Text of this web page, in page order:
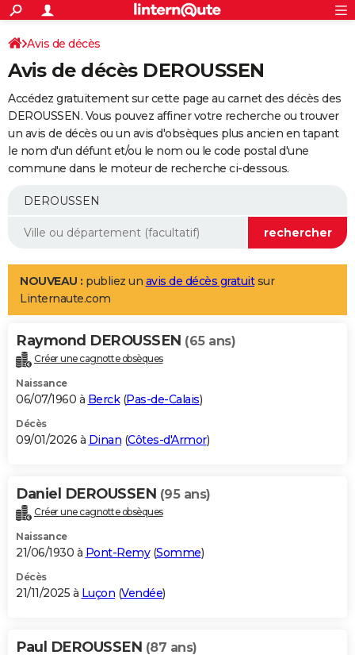
ACTUALITÉS
Politique
Société
Faits Divers
Education
Monde
Villes
+
SPORT
Coupe du monde 2026
Football
Tennis
Cyclisme
Rugby
Forum
Programme TV
TNT
Streaming
Cinéma
Sorties cinéma
Musique
+
FINANCE
Impôts
Immobilier
Risques naturels par ville
Banque
Assurance
Crédit
AUTO
Essais
Réserver un essai
Citadines
Berlines
SUV
Forum auto
+
Mobiles
Meilleur smartphone
Internet
Ordinateurs
Jeux vidéo
Guide high-tech
Aménagement intérieur
LIFESTYLE
Art de vivre
Bien-être
Loisirs
Mode
Modes de vie
Alimentation
Guide de la santé
Maladies
Médicaments
Sommeil
VOYAGE
Destinations
City break
Voyage nature
Voyage de noces
Forum
Climat
+PHOTO
GUIDES D'ACHAT
BONS PLANS
Carte de Noël
Carte Bonne année
Carte Saint-Valentin
Carte Pâques
Carte d'anniversaire
DICTIONNAIRE
Dictionnaire
Biographies
Citations
Expressions
Proverbes
PROGRAMME TV
S'inscrire
Se connecter
Lycées
Collèges
Primaires
Universités
Entreprises
Service militaire
Avis de recherche
AVIS DE DÉCÈS
Avis de décès
Avis de décès DEROUSSEN
Accédez gratuitement sur cette page au carnet des décès des
DEROUSSEN. Vous pouvez affiner votre recherche ou trouver
un avis de décès ou un avis d'obsèques plus ancien en tapant
le nom d'un défunt et/ou le nom ou le code postal d'une
commune dans le moteur de recherche ci-dessous.
NOUVEAU : publiez un avis de décès gratuitsur
Linternaute.com
Raymond DEROUSSEN (65 ans)
Créer une cagnotte obsèques
Naissance
06/07/1960 à Berck(Pas-de-Calais)
Décès
09/01/2026 à Dinan (Côtes-d'Armor)
Daniel DEROUSSEN (95 ans)
Créer une cagnotte obsèques
Naissance
21/06/1930 à Pont-Remy(Somme)
Décès
21/11/2025 à Luçon (Vendée)
Paul DEROUSSEN (87 ans)